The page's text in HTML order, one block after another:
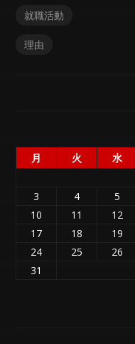
就職活動
理由
月
火 水
3
4 5
10
11 12
17
18 19
24
25 26
31